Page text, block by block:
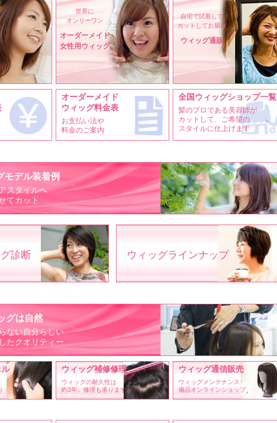
世界に
オンリーワン
オーダーメイド
女性用ウィッグ
自宅で試着して
カットしてお届け
ウィッグ通販
オーダーメイド
ウィッグ料金表
お支払い法や
料金のご案内
全国ウィッグショップ一覧
髪のプロである美容師が
カットして、ご希望の
スタイルに仕上げます
モデル装着例
スタイルへ
てカット
診断 ウィッグラインナップ
グは自然
ない自分らしい
たクオリティー
ル ウィッグ補修修理
ウィッグの耐久性は
約3年。修理も承ります。
ウィッグ通信販売
ウィッグメンテナンス
備品オンラインショップ